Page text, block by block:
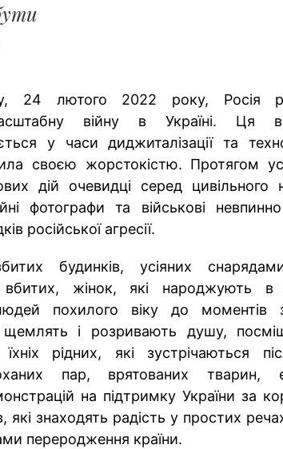
24 лютого 2022 року, Росія
війну в Україні. Ця
у часи диджиталізації та
своєю жорстокістю. Протягом
дій очевидці серед цивільного
фотографи та військові
російської агресії.
будинків, усіяних
жінок, які народжують в
похилого віку до моментів
і розривають душу,
рідних, які зустрічаються
пар, врятованих тварин,
на підтримку України за
які знаходять радість у простих
переродження країни.